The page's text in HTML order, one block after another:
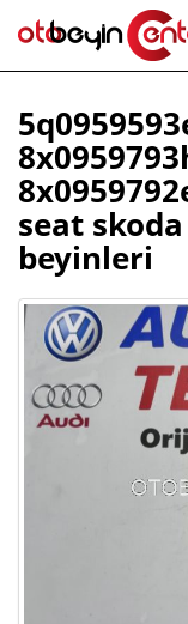
seat
beyinleri